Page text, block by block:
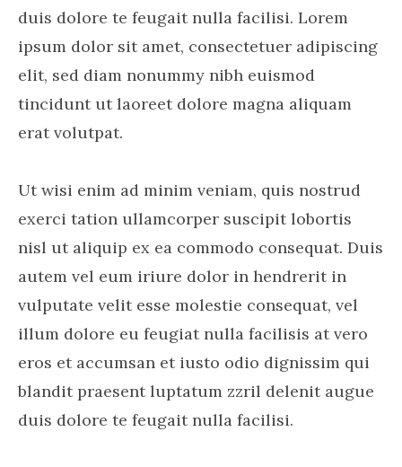
duis dolore te feugait nulla facilisi. Lorem
ipsum dolor sit amet, consectetuer adipiscing
elit, sed diam nonummy nibh euismod
tincidunt ut laoreet dolore magna aliquam
erat volutpat.
Ut wisi enim ad minim veniam, quis nostrud
exerci tation ullamcorper suscipit lobortis
nisl ut aliquip ex ea commodo consequat. Duis
autem vel eum iriure dolor in hendrerit in
vulputate velit esse molestie consequat, vel
illum dolore eu feugiat nulla facilisis at vero
eros et accumsan et iusto odio dignissim qui
blandit praesent luptatum zzril delenit augue
duis dolore te feugait nulla facilisi.